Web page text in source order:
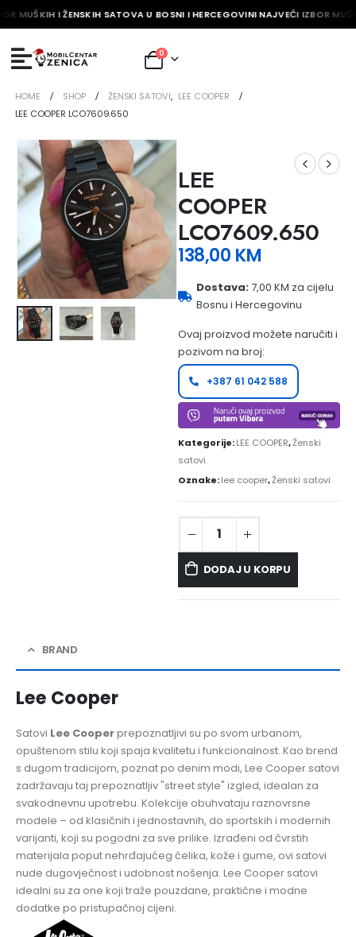
MUŠKIH I ŽENSKIH SATOVA U BOSNI I HERCEGOVINI NAJVEĆI IZBOR
0
HOME SHOP ŽENSKI SATOVI, LEE COOPER
LEE COOPER LCO7609.650
LEE
COOPER
LCO7609.650
138,00 KM
Dostava:7,00 KM za cijelu
Bosnu i Hercegovinu
Ovaj proizvod možete naručiti i
pozivom na broj:
+387 61 042 588
Kategorije:LEE COOPER,Ženski
satovi
Oznake:lee cooper,Ženski satovi
DODAJ U KORPU
BRAND
Lee Cooper
Satovi Lee Cooperprepoznatljivi su po svom urbanom,
opuštenom stilu koji spaja kvalitetu i funkcionalnost. Kao brend
s dugom tradicijom, poznat po denim modi, Lee Cooper satovi
zadržavaju taj prepoznatljiv "street style" izgled, idealan za
svakodnevnu upotrebu. Kolekcije obuhvataju raznovrsne
modele – od klasičnih i jednostavnih, do sportskih i modernih
varijanti, koji su pogodni za sve prilike. Izrađeni od čvrstih
materijala poput nehrđajućeg čelika, kože i gume, ovi satovi
nude dugovječnost i udobnost nošenja. Lee Cooper satovi
idealni su za one koji traže pouzdane, praktične i modne
dodatke po pristupačnoj cijeni.